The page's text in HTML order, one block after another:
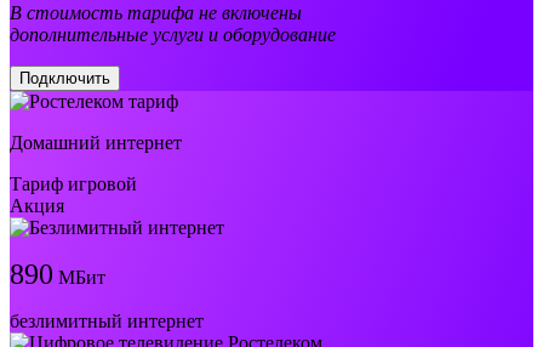
В стоимость тарифа не включены
дополнительные услуги и оборудование
Подключить
Домашний интернет
Тариф игровой
Акция
890 МБит
безлимитный интернет